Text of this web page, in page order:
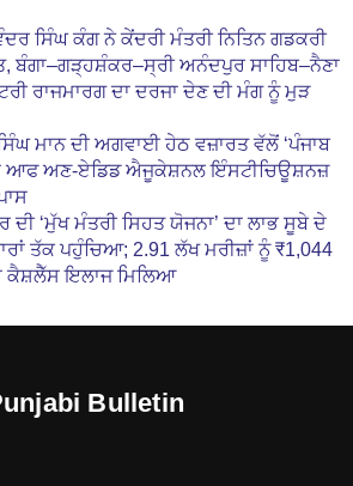
ਸਿੰਘ ਕੰਗ ਨੇ ਕੇਂਦਰੀ ਮੰਤਰੀ ਨਿਤਿਨ ਗਡਕਰੀ
ਬੰਗਾ–ਗੜ੍ਹਸ਼ੰਕਰ–ਸ੍ਰੀ ਅਨੰਦਪੁਰ ਸਾਹਿਬ–ਨੈਣਾ
ਰਾਜਮਾਰਗ ਦਾ ਦਰਜਾ ਦੇਣ ਦੀ ਮੰਗ ਨੂੰ ਮੁੜ
ਮਾਨ ਦੀ ਅਗਵਾਈ ਹੇਠ ਵਜ਼ਾਰਤ ਵੱਲੋਂ ‘ਪੰਜਾਬ
ਆਫ ਅਣ-ਏਡਿਡ ਐਜੂਕੇਸ਼ਨਲ ਇੰਸਟੀਚਿਊਸ਼ਨਜ਼
ਦੀ ‘ਮੁੱਖ ਮੰਤਰੀ ਸਿਹਤ ਯੋਜਨਾ’ ਦਾ ਲਾਭ ਸੂਬੇ ਦੇ
ਤੱਕ ਪਹੁੰਚਿਆ; 2.91 ਲੱਖ ਮਰੀਜ਼ਾਂ ਨੂੰ ₹1,044
ਕੈਸ਼ਲੈੱਸ ਇਲਾਜ ਮਿਲਿਆ
Bulletin